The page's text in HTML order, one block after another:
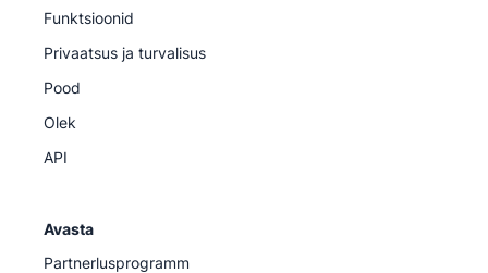
Funktsioonid
Privaatsus ja turvalisus
Pood
Olek
API
Avasta
Partnerlusprogramm